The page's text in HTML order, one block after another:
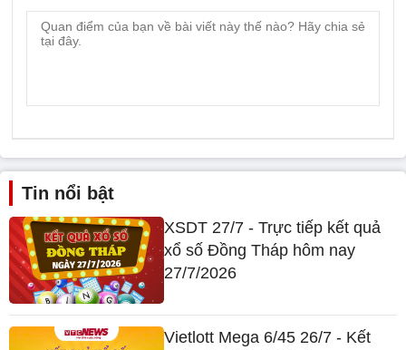
Tin nổi bật
XSDT 27/7 - Trực tiếp kết quả
xổ số Đồng Tháp hôm nay
27/7/2026
Vietlott Mega 6/45 26/7 - Kết